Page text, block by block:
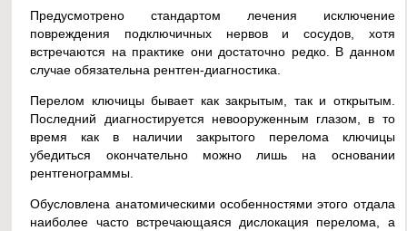
Предусмотрено стандартом лечения исключение
повреждения подключичных нервов и сосудов, хотя
встречаются на практике они достаточно редко. В данном
случае обязательна рентген-диагностика.
Перелом ключицы бывает как закрытым, так и открытым.
Последний диагностируется невооруженным глазом, в то
время как в наличии закрытого перелома ключицы
убедиться окончательно можно лишь на основании
рентгенограммы.
Обусловлена анатомическими особенностями этого отдала
наиболее часто встречающаяся дислокация перелома, а